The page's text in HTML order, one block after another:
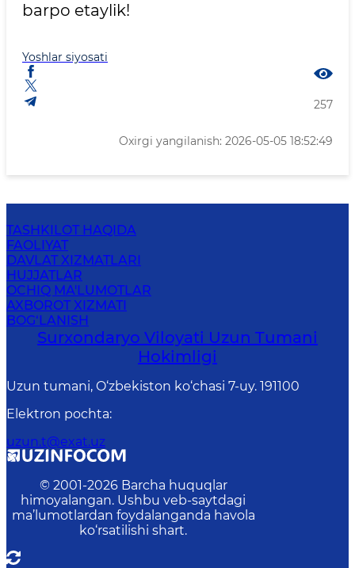
barpo etaylik!
Yoshlar siyosati
257
Oxirgi yangilanish: 2026-05-05 18:52:49
TASHKILOT HAQIDA
FAOLIYAT
DAVLAT XIZMATLARI
HUJJATLAR
OCHIQ MA'LUMOTLAR
AXBOROT XIZMATI
BOG‘LANISH
Surxondaryo Viloyati Uzun Tumani
Hokimligi
Uzun tumani, O‘zbekiston ko‘chasi 7-uy. 191100
Elektron pochta:
uzun.t@exat.uz
© 2001-2026 Barcha huquqlar
himoyalangan. Ushbu veb-saytdagi
ma’lumotlardan foydalanganda havola
ko‘rsatilishi shart.